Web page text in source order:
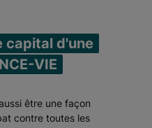
capital d'une
VIE
être une façon
contre toutes les